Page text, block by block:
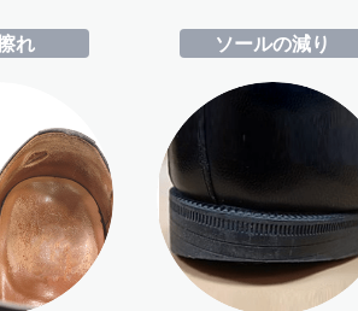
れ ソールの減り